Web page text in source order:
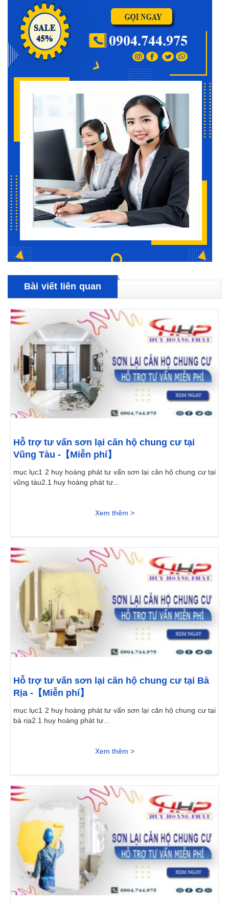
Bài viết liên quan
Hỗ trợ tư vấn sơn lại căn hộ chung cư tại
Vũng Tàu -【Miễn phí】
mục lục1 2 huy hoàng phát tư vấn sơn lại căn hộ chung cư tại
vũng tàu2.1 huy hoàng phát tư...
Xem thêm >
Hỗ trợ tư vấn sơn lại căn hộ chung cư tại Bà
Rịa -【Miễn phí】
mục lục1 2 huy hoàng phát tư vấn sơn lại căn hộ chung cư tại
bà rịa2.1 huy hoàng phát tư...
Xem thêm >